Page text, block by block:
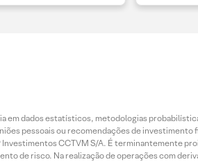
em dados estatísticos, metodologias
pessoais ou recomendações de
CCTVM S/A. É terminantemente
de risco. Na realização de operações com